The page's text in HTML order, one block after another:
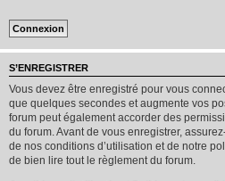
S’ENREGISTRER
Vous devez être enregistré pour vous
que quelques secondes et augmente vos
forum peut également accorder des
du forum. Avant de vous enregistrer,
de nos conditions d’utilisation et de notre
de bien lire tout le règlement du forum.